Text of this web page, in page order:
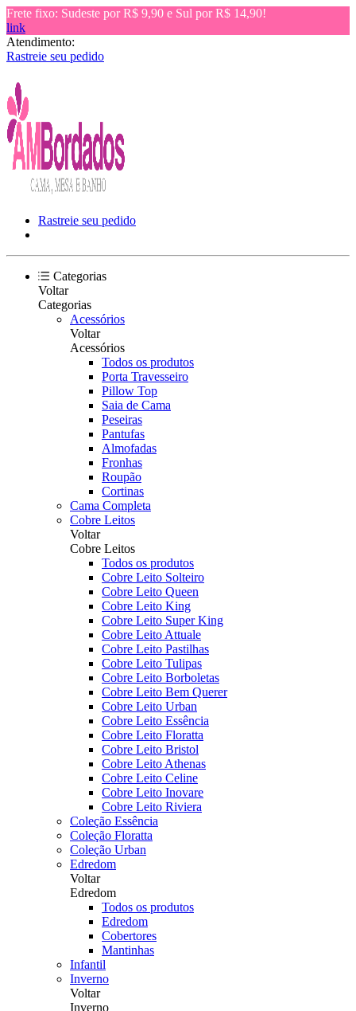
Frete fixo: Sudeste por R$ 9,90 e Sul por R$ 14,90!
link
Atendimento:
Rastreie seu pedido
Rastreie seu pedido
Categorias
Voltar
Categorias
Acessórios
Voltar
Acessórios
Todos os produtos
Porta Travesseiro
Pillow Top
Saia de Cama
Peseiras
Pantufas
Almofadas
Fronhas
Roupão
Cortinas
Cama Completa
Cobre Leitos
Voltar
Cobre Leitos
Todos os produtos
Cobre Leito Solteiro
Cobre Leito Queen
Cobre Leito King
Cobre Leito Super King
Cobre Leito Attuale
Cobre Leito Pastilhas
Cobre Leito Tulipas
Cobre Leito Borboletas
Cobre Leito Bem Querer
Cobre Leito Urban
Cobre Leito Essência
Cobre Leito Floratta
Cobre Leito Bristol
Cobre Leito Athenas
Cobre Leito Celine
Cobre Leito Inovare
Cobre Leito Riviera
Coleção Essência
Coleção Floratta
Coleção Urban
Edredom
Voltar
Edredom
Todos os produtos
Edredom
Cobertores
Mantinhas
Infantil
Inverno
Voltar
Inverno